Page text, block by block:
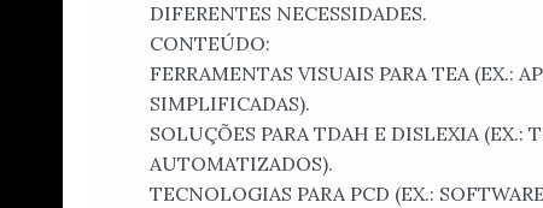
DIFERENTES NECESSIDADES.
CONTEÚDO:
FERRAMENTAS VISUAIS PARA TEA (EX.:
SIMPLIFICADAS).
SOLUÇÕES PARA TDAH E DISLEXIA (EX.:
AUTOMATIZADOS).
TECNOLOGIAS PARA PCD (EX.: